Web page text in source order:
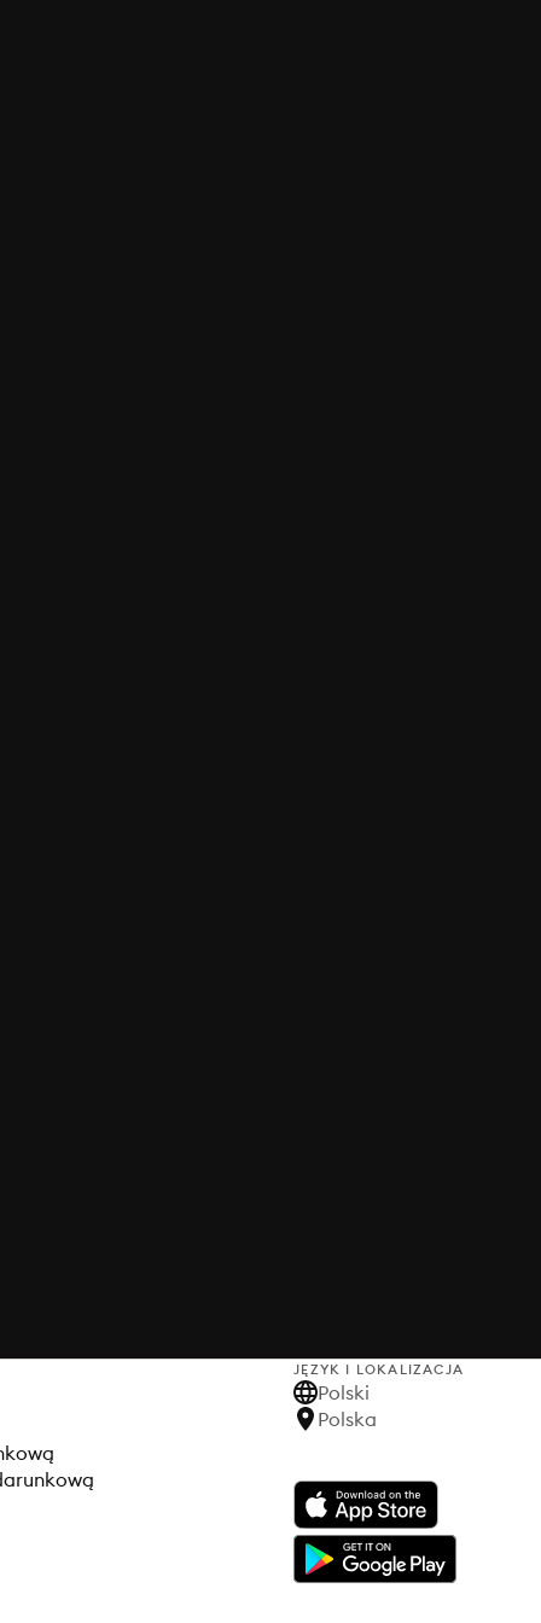
JĘZYK I LOKALIZACJA
Polski
Polska